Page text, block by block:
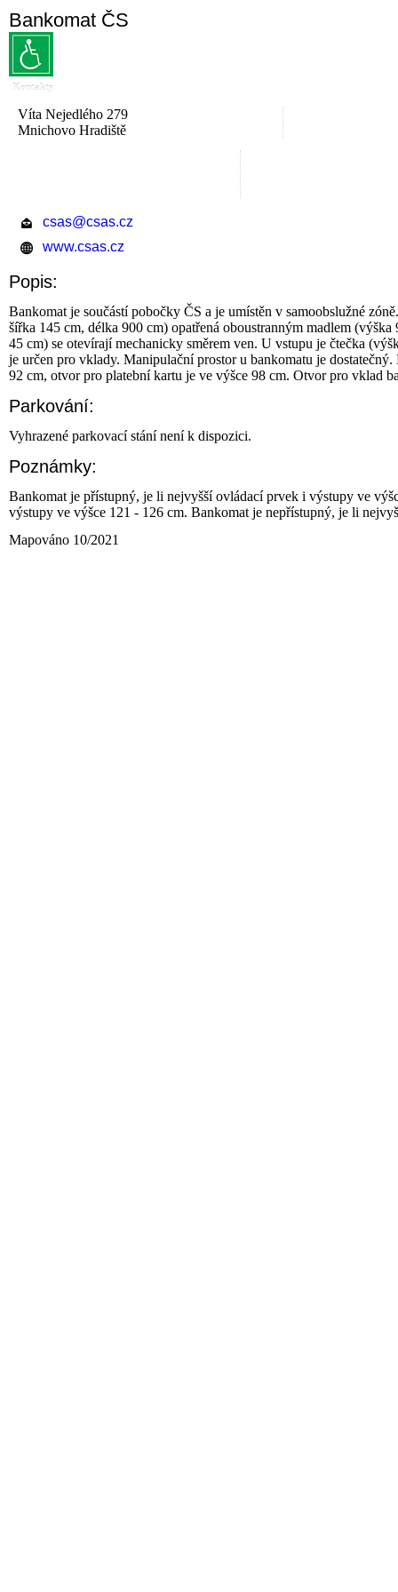
Bankomat ČS
Kontakty
Víta Nejedlého 279
Mnichovo Hradiště
csas@csas.cz
www.csas.cz
Popis:
Bankomat je součástí pobočky ČS a je umístěn v samoobslužné
šířka 145 cm, délka 900 cm) opatřená oboustranným madlem
45 cm) se otevírají mechanicky směrem ven. U vstupu je čtečka
je určen pro vklady. Manipulační prostor u bankomatu je
92 cm, otvor pro platební kartu je ve výšce 98 cm. Otvor pro vklad
Parkování:
Vyhrazené parkovací stání není k dispozici.
Poznámky:
Bankomat je přístupný, je li nejvyšší ovládací prvek i výstupy ve
výstupy ve výšce 121 - 126 cm. Bankomat je nepřístupný, je li
Mapováno 10/2021